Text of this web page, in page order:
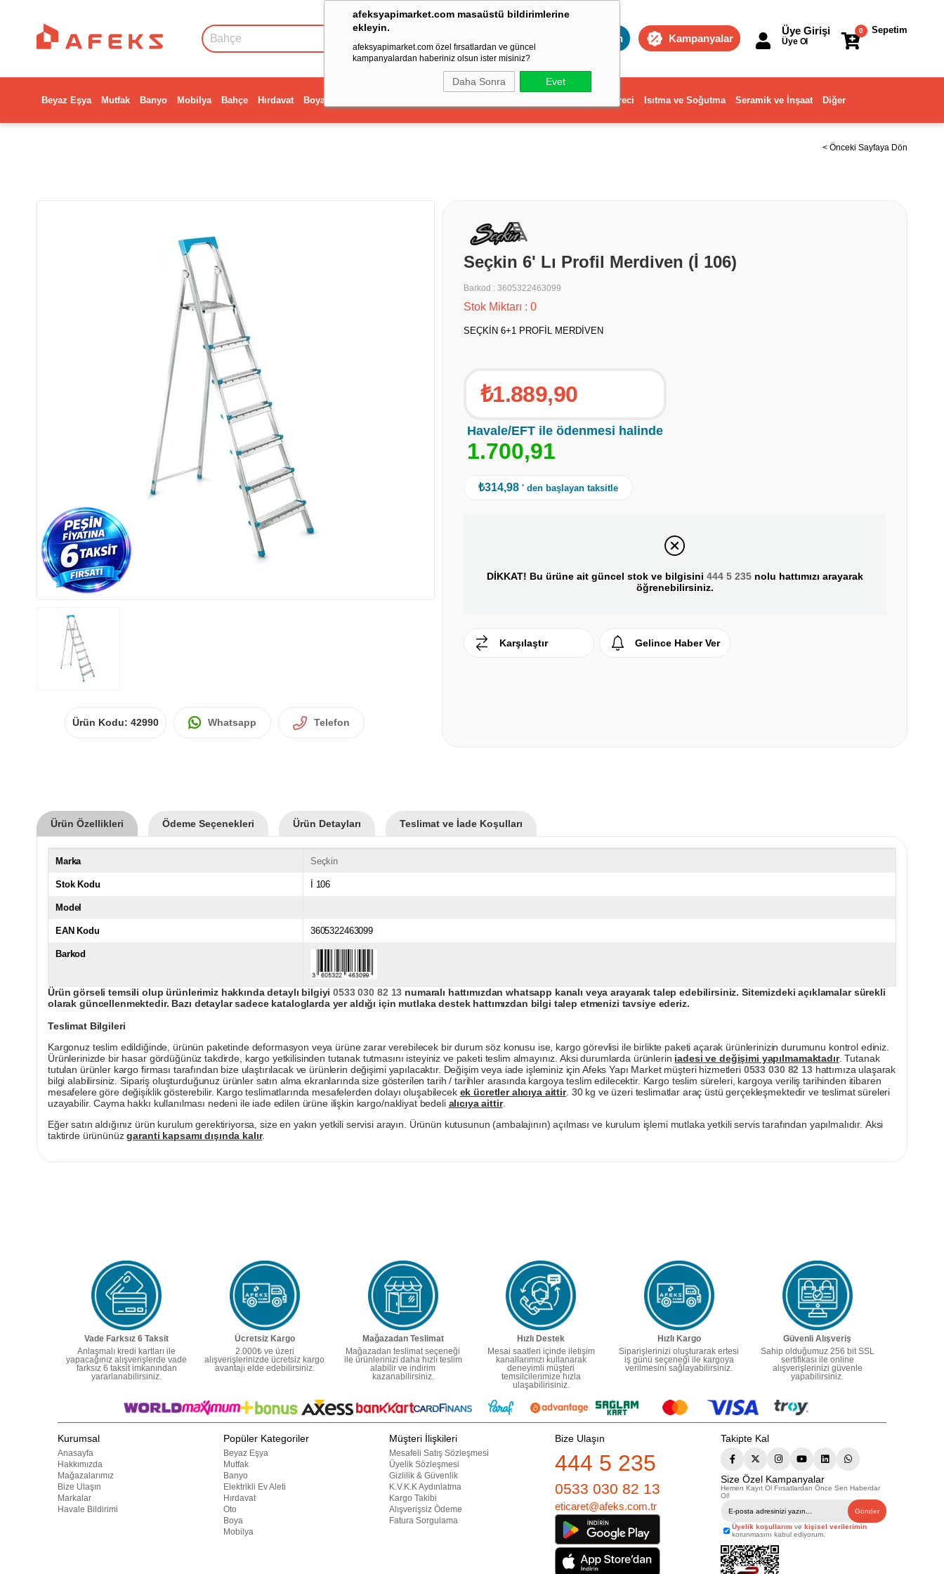
afeksyapimarket.com masaüstü bildirimlerine
ekleyin.
afeksyapimarket.com özel fırsatlardan ve güncel
kampanyalardan haberiniz olsun ister misiniz?
Daha Sonra Evet
Toptan Kampanyalar
Sepetim
0
Üye Girişi
Üye Ol
Beyaz Eşya Mutfak Banyo Mobilya Bahçe Hırdavat Boya Dekorasyon ve Ev Gereci Isıtma ve Soğutma Seramik ve İnşaat Diğer
< Önceki Sayfaya Dön
Ürün Kodu: 42990 Whatsapp Telefon
Seçkin 6' Lı Profil Merdiven (İ 106)
Barkod : 3605322463099
Stok Miktarı : 0
SEÇKİN 6+1 PROFİL MERDİVEN
₺1.889,90
Havale/EFT ile ödenmesi halinde
1.700,91
₺314,98 ' den başlayan taksitle
DİKKAT! Bu ürüne ait güncel stok ve bilgisini 444 5 235nolu hattımızı arayarak
öğrenebilirsiniz.
Karşılaştır Gelince Haber Ver
Ürün Özellikleri Ödeme Seçenekleri Ürün Detayları Teslimat ve İade Koşulları
Marka Seçkin
Stok Kodu İ 106
Model
EAN Kodu 3605322463099
Barkod
Ürün görseli temsili olup ürünlerimiz hakkında detaylı bilgiyi0533 030 82 13 numaralı hattımızdan whatsapp kanalı veya arayarak talep edebilirsiniz. Sitemizdeki açıklamalar sürekli
olarak güncellenmektedir. Bazı detaylar sadece kataloglarda yer aldığı için mutlaka destek hattımızdan bilgi talep etmenizi tavsiye ederiz.
Teslimat Bilgileri
Kargonuz teslim edildiğinde, ürünün paketinde deformasyon veya ürüne zarar verebilecek bir durum söz konusu ise, kargo görevlisi ile birlikte paketi açarak ürünlerinizin durumunu kontrol ediniz.
Ürünlerinizde bir hasar gördüğünüz takdirde, kargo yetkilisinden tutanak tutmasını isteyiniz ve paketi teslim almayınız. Aksi durumlarda ürünlerin iadesi ve değişimi yapılmamaktadır. Tutanak
tutulan ürünler kargo firması tarafından bize ulaştırılacak ve ürünlerin değişimi yapılacaktır. Değişim veya iade işleminiz için Afeks Yapı Market müşteri hizmetleri 0533 030 82 13hattımıza ulaşarak
bilgi alabilirsiniz. Sipariş oluşturduğunuz ürünler satın alma ekranlarında size gösterilen tarih / tarihler arasında kargoya teslim edilecektir. Kargo teslim süreleri, kargoya veriliş tarihinden itibaren
mesafelere göre değişiklik gösterebilir. Kargo teslimatlarında mesafelerden dolayı oluşabilecek ek ücretler alıcıya aittir. 30 kg ve üzeri teslimatlar araç üstü gerçekleşmektedir ve teslimat süreleri
uzayabilir. Cayma hakkı kullanılması nedeni ile iade edilen ürüne ilişkin kargo/nakliyat bedeli alıcıya aittir.
Eğer satın aldığınız ürün kurulum gerektiriyorsa, size en yakın yetkili servisi arayın. Ürünün kutusunun (ambalajının) açılması ve kurulum işlemi mutlaka yetkili servis tarafından yapılmalıdır. Aksi
taktirde ürününüzgaranti kapsamı dışında kalır.
Vade Farksız 6 Taksit
Anlaşmalı kredi kartları ile
yapacağınız alışverişlerde vade
farksız 6 taksit imkanından
yararlanabilirsiniz.
Ücretsiz Kargo
2.000₺ ve üzeri
alışverişlerinizde ücretsiz kargo
avantajı elde edebilirsiniz.
Mağazadan Teslimat
Mağazadan teslimat seçeneği
ile ürünlerinizi daha hızlı teslim
alabilir ve indirim
kazanabilirsiniz.
Hızlı Destek
Mesai saatleri içinde iletişim
kanallarımızı kullanarak
deneyimli müşteri
temsilcilerimize hızla
ulaşabilirisiniz.
Hızlı Kargo
Siparişlerinizi oluşturarak ertesi
iş günü seçeneği ile kargoya
verilmesini sağlayabilirsiniz.
Güvenli Alışveriş
Sahip olduğumuz 256 bit SSL
sertifikası ile online
alışverişlerinizi güvenle
yapabilirsiniz.
Kurumsal
Anasayfa
Hakkımızda
Mağazalarımız
Bize Ulaşın
Markalar
Havale Bildirimi
Popüler Kategoriler
Beyaz Eşya
Mutfak
Banyo
Elektrikli Ev Aleti
Hırdavat
Oto
Boya
Mobilya
Müşteri İlişkileri
Mesafeli Satış Sözleşmesi
Üyelik Sözleşmesi
Gizlilik & Güvenlik
K.V.K.K Aydınlatma
Kargo Takibi
Alışverişsiz Ödeme
Fatura Sorgulama
Bize Ulaşın
444 5 235
0533 030 82 13
eticaret@afeks.com.tr
Takipte Kal
Size Özel Kampanyalar
Hemen Kayıt Ol Fırsatlardan Önce Sen Haberdar
Ol!
Gönder
Üyelik koşullarını ve kişisel verilerimin
korunmasını kabul ediyorum.